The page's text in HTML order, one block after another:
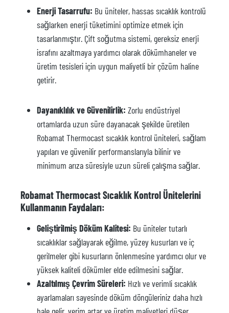
Enerji Tasarrufu: Bu üniteler, hassas sıcaklık kontrolü
sağlarken enerji tüketimini optimize etmek için
tasarlanmıştır. Çift soğutma sistemi, gereksiz enerji
israfını azaltmaya yardımcı olarak dökümhaneler ve
üretim tesisleri için uygun maliyetli bir çözüm haline
getirir.
Dayanıklılık ve Güvenilirlik: Zorlu endüstriyel
ortamlarda uzun süre dayanacak şekilde üretilen
Robamat Thermocast sıcaklık kontrol üniteleri, sağlam
yapıları ve güvenilir performanslarıyla bilinir ve
minimum arıza süresiyle uzun süreli çalışma sağlar.
Robamat Thermocast Sıcaklık Kontrol Ünitelerini
Kullanmanın Faydaları:
Geliştirilmiş Döküm Kalitesi: Bu üniteler tutarlı
sıcaklıklar sağlayarak eğilme, yüzey kusurları ve iç
gerilmeler gibi kusurların önlenmesine yardımcı olur ve
yüksek kaliteli dökümler elde edilmesini sağlar.
Azaltılmış Çevrim Süreleri: Hızlı ve verimli sıcaklık
ayarlamaları sayesinde döküm döngüleriniz daha hızlı